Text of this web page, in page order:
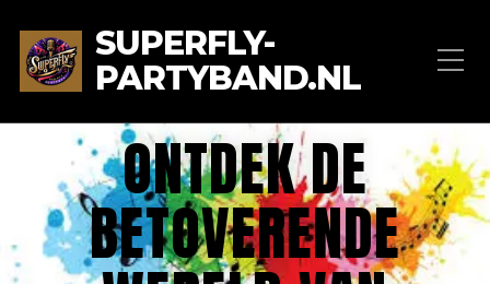
SUPERFLY-
PARTYBAND.NL
ONTDEK DE
BETOVERENDE